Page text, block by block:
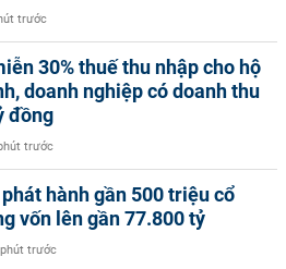
trước
30% thuế thu nhập cho hộ
doanh nghiệp có doanh thu
đồng
trước
phát hành gần 500 triệu cổ
vốn lên gần 77.800 tỷ
trước